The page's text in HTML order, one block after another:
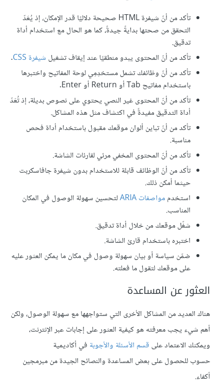
تأكد من أنّ شيفرة HTML صحيحة دلاليًا قدر الإمكان، إذ يُعَدّ
التحقق من صحتها بدايةً جيدةً، كما هو الحال مع استخدام أداة
تدقيق.
تأكد من أنّ المحتوى يبدو منطقيًا عند إيقاف تشغيل شيفرة CSS
.
تأكد من أنّ وظائفك تشمل مستخدِمِي لوحة المفاتيح واختبرها
باستخدام مفاتيح Tab أو Return أو Enter.
تأكد من أنّ المحتوى غير النصي يحتوي على نصوص بديلة، إذ تُعَدّ
أداة التدقيق مفيدةً في اكتشاف مثل هذه المشاكل.
تأكد من أنّ تباين ألوان موقعك مقبول باستخدام أداة فحص
مناسبة.
تأكد من أنّ المحتوى المخفي مرئي لقارئات الشاشة.
تأكد من أنّ الوظائف قابلة للاستخدام بدون شيفرة جافاسكربت
حيثما أمكن ذلك.
استخدممواصفات ARIA
لتحسين سهولة الوصول في المكان
المناسب.
شغّل موقعك من خلال أداة تدقيق.
اختبره باستخدام قارئ الشاشة.
ضمّن سياسة أو بيان سهولة وصول في مكان ما يمكن العثور عليه
على موقعك لتقول ما فعلته.
العثور عن المساعدة
هناك العديد من المشاكل الأخرى التي ستواجهها مع سهولة الوصول، ولكن
أهم شيء يجب معرفته هو كيفية العثور على إجابات عبر الإنترنت،
ويمكنك الاعتماد على قسم الأسئلة والأجوبة في أكاديمية
حسوب للحصول على بعض المساعدة والنصائح الجيدة من مبرمجين
أكفاء.